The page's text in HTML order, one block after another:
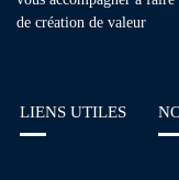
de création de valeur
LIENS UTILES